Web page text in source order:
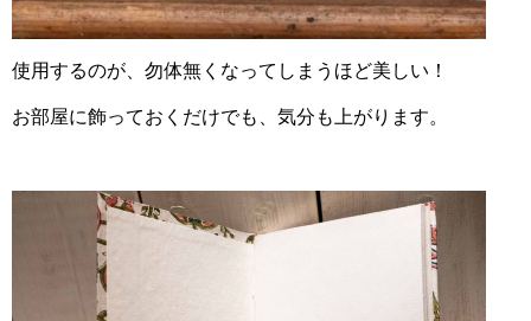
使用するのが、勿体無くなってしまうほど美しい！
お部屋に飾っておくだけでも、気分も上がります。